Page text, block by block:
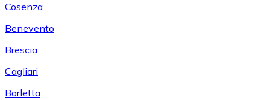
Cosenza
Benevento
Brescia
Cagliari
Barletta